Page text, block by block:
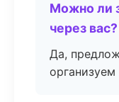
Можно ли
через вас?
Да,
организуем